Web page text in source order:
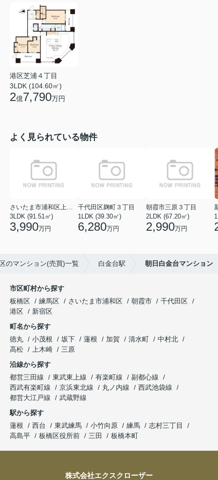
港区芝浦４丁目
3LDK (104.60㎡)
2億7,790万円
よく見られている物件
3LDK (91.51㎡)
3,990万円
千代田区麹町３丁目
1LDK (39.30㎡)
6,280万円
朝霞市三原３丁目
2LDK (67.20㎡)
2,990万円
のマンション(売買)一覧 白金台駅 朝日白金台マンション
市区町村から探す
板橋区
練馬区 さいたま市浦和区 朝霞市
千代田区
港区
新宿区
町名から探す
徳丸
小茂根 坂下 蓮根 加賀 清水町
中村北
高松
上木崎
三原
沿線から探す
都営三田線
東武東上線 有楽町線
副都心線
西武有楽町線
京浜東北線 丸ノ内線
西武池袋線
都営大江戸線
武蔵野線
駅から探す
蓮根
西台 東武練馬 小竹向原 練馬
志村三丁目
高島平
板橋区役所前 三田 板橋本町
株式会社エクスクローザー